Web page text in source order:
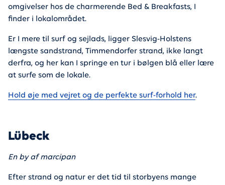
omgivelser hos de charmerende Bed & Breakfasts, I
finder i lokalområdet.
Er I mere til surf og sejlads, ligger Slesvig-Holstens
længste sandstrand, Timmendorfer strand, ikke langt
derfra, og her kan I springe en tur i bølgen blå eller lære
at surfe som de lokale.
Hold øje med vejret og de perfekte surf-forhold her.
Lübeck
En by af marcipan
Efter strand og natur er det tid til storbyens mange